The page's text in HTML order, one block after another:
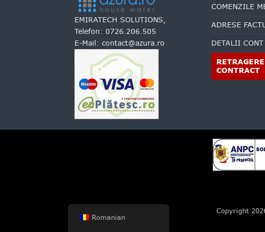
EMIRATECH SOLUTIONS,
Telefon: 0726.206.505
E-Mail: contact@azura.ro
COMENZILE
ADRESE
DETALII CONT
CONTRACT
Copyright
Romanian